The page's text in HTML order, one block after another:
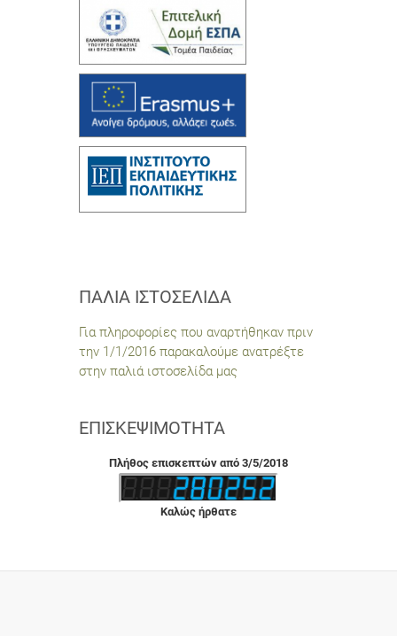
ΠΑΛΙΆ ΙΣΤΟΣΕΛΊΔΑ
Για πληροφορίες που αναρτήθηκαν πριν
την 1/1/2016 παρακαλούμε ανατρέξτε
στην παλιά ιστοσελίδα μας
ΕΠΙΣΚΕΨΙΜΌΤΗΤΑ
Πλήθος επισκεπτών από 3/5/2018
Καλώς ήρθατε